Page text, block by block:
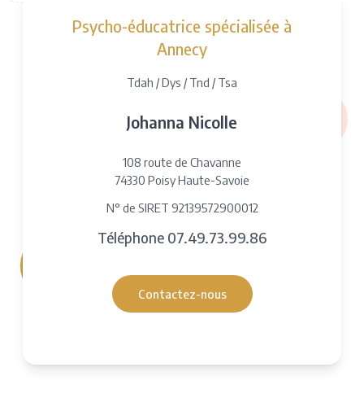
Psycho-éducatrice spécialisée à
Annecy
Tdah / Dys / Tnd / Tsa
Johanna Nicolle
108 route de Chavanne
74330 Poisy Haute-Savoie
N° de SIRET 92139572900012
Téléphone 07.49.73.99.86
Contactez-nous